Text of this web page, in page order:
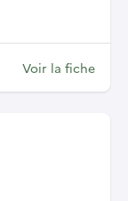
Voir la fiche